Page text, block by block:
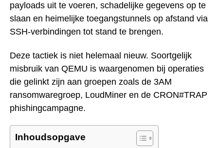
payloads uit te voeren, schadelijke gegevens op te
slaan en heimelijke toegangstunnels op afstand via
SSH-verbindingen tot stand te brengen.
Deze tactiek is niet helemaal nieuw. Soortgelijk
misbruik van QEMU is waargenomen bij operaties
die gelinkt zijn aan groepen zoals de 3AM
ransomwaregroep, LoudMiner en de CRON#TRAP
phishingcampagne.
Inhoudsopgave